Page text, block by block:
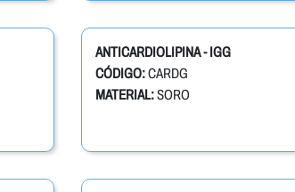
ANTICARDIOLIPINA - IGG
CÓDIGO:CARDG
MATERIAL:SORO